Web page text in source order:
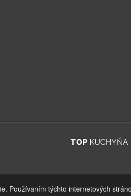
Používaním týchto internetových
TOPKUCHYŇA